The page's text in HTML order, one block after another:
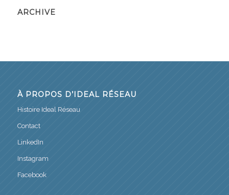
ARCHIVE
À PROPOS D’IDEAL RÉSEAU
Histoire Ideal Réseau
Contact
LinkedIn
Instagram
Facebook